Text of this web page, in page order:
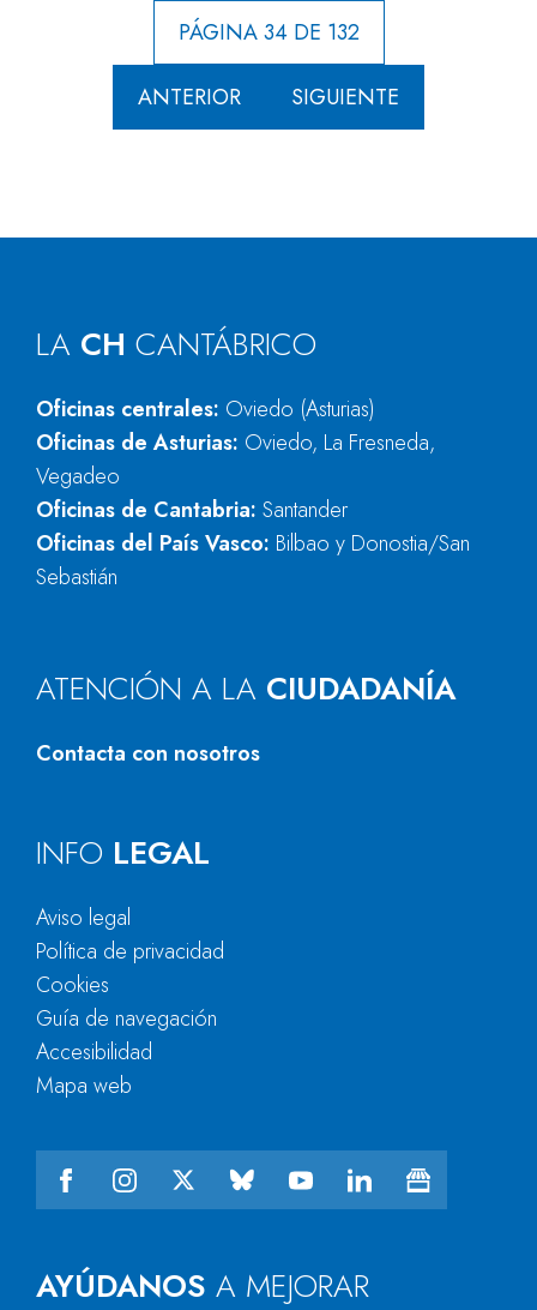
PÁGINA 34 DE 132
ANTERIOR SIGUIENTE
LA CH CANTÁBRICO
Oficinas centrales: Oviedo (Asturias)
Oficinas de Asturias: Oviedo, La Fresneda,
Vegadeo
Oficinas de Cantabria: Santander
Oficinas del País Vasco: Bilbao y Donostia/San
Sebastián
ATENCIÓN A LA CIUDADANÍA
Contacta con nosotros
AYÚDANOS A MEJORAR
INFO LEGAL
Aviso legal
Política de privacidad
Cookies
Guía de navegación
Accesibilidad
Mapa web